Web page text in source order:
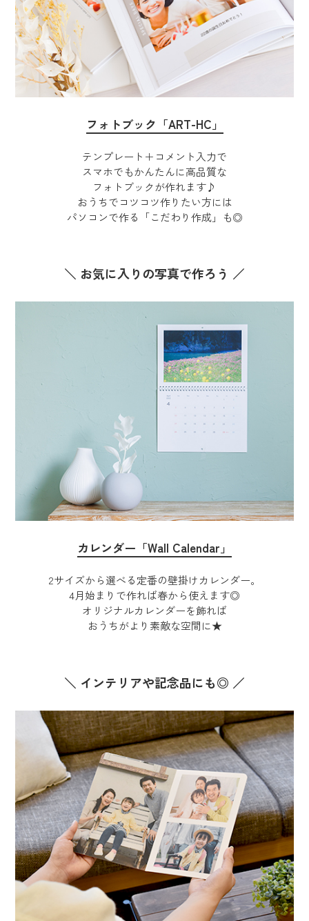
フォトブック「ART-HC」
テンプレート＋コメント入力で
スマホでもかんたんに高品質な
フォトブックが作れます♪
おうちでコツコツ作りたい方には
パソコンで作る「こだわり作成」も◎
＼ お気に入りの写真で作ろう ／
カレンダー「Wall Calendar」
2サイズから選べる定番の壁掛けカレンダー。
4月始まりで作れば春から使えます◎
オリジナルカレンダーを飾れば
おうちがより素敵な空間に★
＼ インテリアや記念品にも◎ ／